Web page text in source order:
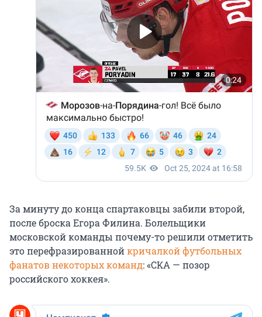
За минуту до конца спартаковцы забили второй,
после броска Егора Филина. Болельщики
московской команды почему-то решили отметить
это перефразированнойкричалкой футбольных
фанатов некоторых команд: «СКА — позор
российского хоккея».